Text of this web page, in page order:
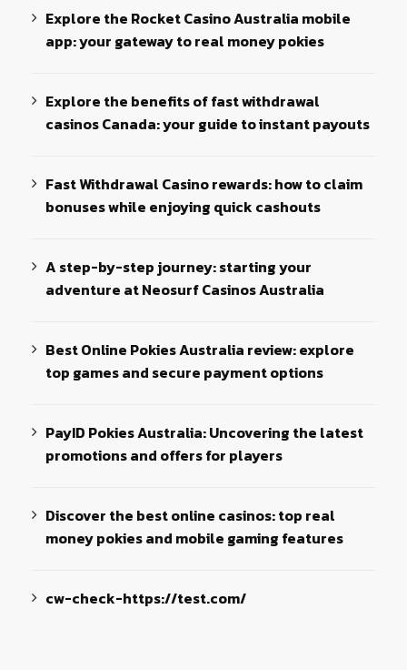
Explore the Rocket Casino Australia mobile
app: your gateway to real money pokies
Explore the benefits of fast withdrawal
casinos Canada: your guide to instant payouts
Fast Withdrawal Casino rewards: how to claim
bonuses while enjoying quick cashouts
A step-by-step journey: starting your
adventure at Neosurf Casinos Australia
Best Online Pokies Australia review: explore
top games and secure payment options
PayID Pokies Australia: Uncovering the latest
promotions and offers for players
Discover the best online casinos: top real
money pokies and mobile gaming features
cw-check-https://test.com/